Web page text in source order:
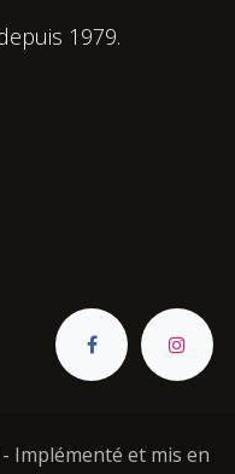
1979.
- Implémenté et mis en